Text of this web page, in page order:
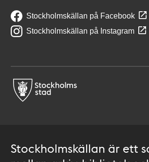
Stockholmskällan på Facebook
Stockholmskällan på Instagram
Stockholmskällan är ett